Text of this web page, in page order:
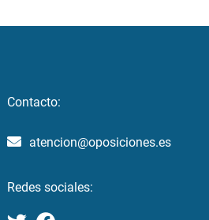
Contacto:
atencion@oposiciones.es
Redes sociales: